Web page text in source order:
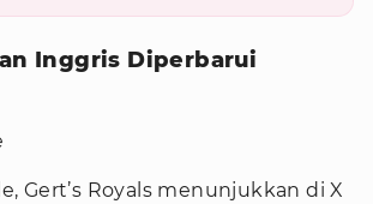
Inggris Diperbarui
Gert’s Royals menunjukkan di X